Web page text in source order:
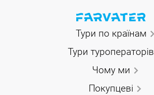
Тури по країнам
Тури туроператорів
Чому ми
Покупцеві